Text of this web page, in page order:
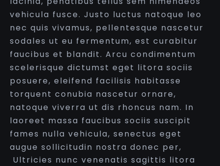
vehicula fusce. Justo luctus natoque leo
nec quis vivamus, pellentesque nascetur
sodales ut eu fermentum, est curabitur
faucibus et blandit. Arcu condimentum
scelerisque dictumst eget litora sociis
posuere, eleifend facilisis habitasse
torquent conubia nascetur ornare,
natoque viverra ut dis rhoncus nam. In
laoreet massa faucibus sociis suscipit
fames nulla vehicula, senectus eget
augue sollicitudin nostra donec per,
Ultricies nunc venenatis sagittis litora